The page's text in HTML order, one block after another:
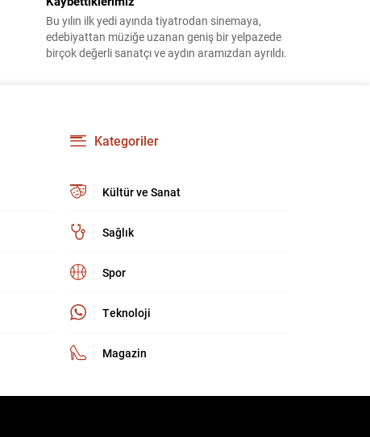
Bu yılın ilk yedi ayında tiyatrodan sinemaya,
edebiyattan müziğe uzanan geniş bir yelpazede
birçok değerli sanatçı ve aydın aramızdan ayrıldı.
hatırlanıyor; sanat dünyasının hafızasında
kalıcı...
Kategoriler
Kültür ve Sanat
Sağlık
Spor
Teknoloji
Magazin